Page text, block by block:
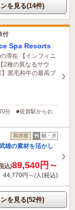
を見る(14件)
付
Spa Resorts
滞在 【インフィニ
2種の異なるサウ
】黒毛和牛の最高ブ
分 ■佐賀駅からお
和洋室 朝・夕
雄の素材を活かし
込)89,540円～
44,770円～/人(税込)
を見る(52件)